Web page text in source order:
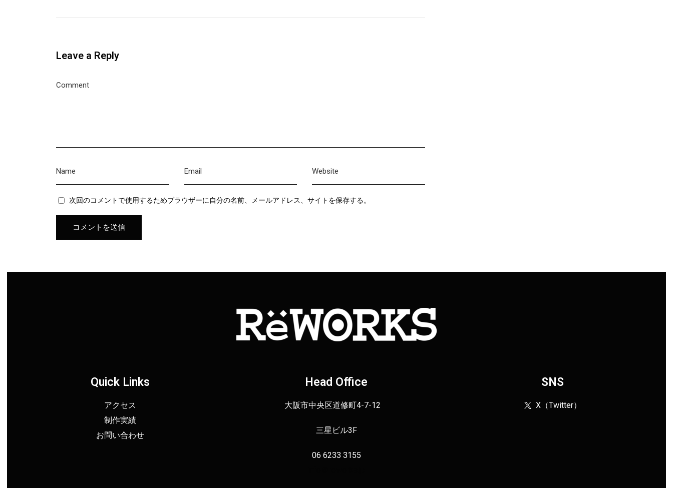
Leave a Reply
次回のコメントで使用するためブラウザーに自分の名前、メールアドレス、サイトを保存する。
Quick Links
アクセス
制作実績
お問い合わせ
Head Office
大阪市中央区道修町4-7-12
三星ビル3F
06 6233 3155
SNS
X（Twitter）